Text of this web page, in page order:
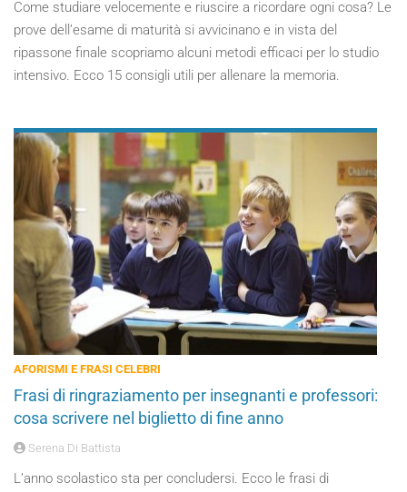
Come studiare velocemente e riuscire a ricordare ogni cosa? Le
prove dell’esame di maturità si avvicinano e in vista del
ripassone finale scopriamo alcuni metodi efficaci per lo studio
intensivo. Ecco 15 consigli utili per allenare la memoria.
AFORISMI E FRASI CELEBRI
Frasi di ringraziamento per insegnanti e professori:
cosa scrivere nel biglietto di fine anno
Serena Di Battista
L’anno scolastico sta per concludersi. Ecco le frasi di